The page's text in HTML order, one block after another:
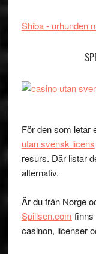
Shiba - urhunden
För den som letar
utan svensk licens
resurs. Där listar
alternativ.
Är du från Norge
Spillsen.com finns
casinon, licenser